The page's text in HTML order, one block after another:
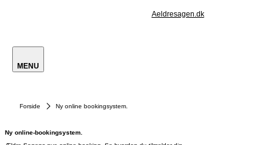
Aeldresagen.dk
MENU
Forside Ny online bookingsystem.
Ny online-bookingsystem.